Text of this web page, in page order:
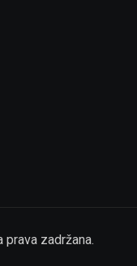
prava zadržana.